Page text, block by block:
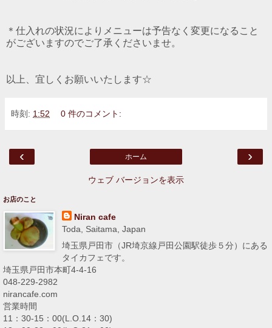
＊仕入れの状況によりメニューは予告なく変更になること
がございますのでご了承くださいませ。
以上、宜しくお願いいたします☆
時刻: 1:52 0 件のコメント:
‹ ›
ホーム
ウェブ バージョンを表示
お店のこと
Niran cafe
Toda, Saitama, Japan
埼玉県戸田市（JR埼京線戸田公園駅徒歩５分）にある
タイカフェです。
埼玉県戸田市本町4-4-16
048-229-2982
nirancafe.com
営業時間
11：30-15：00(L.O.14：30)